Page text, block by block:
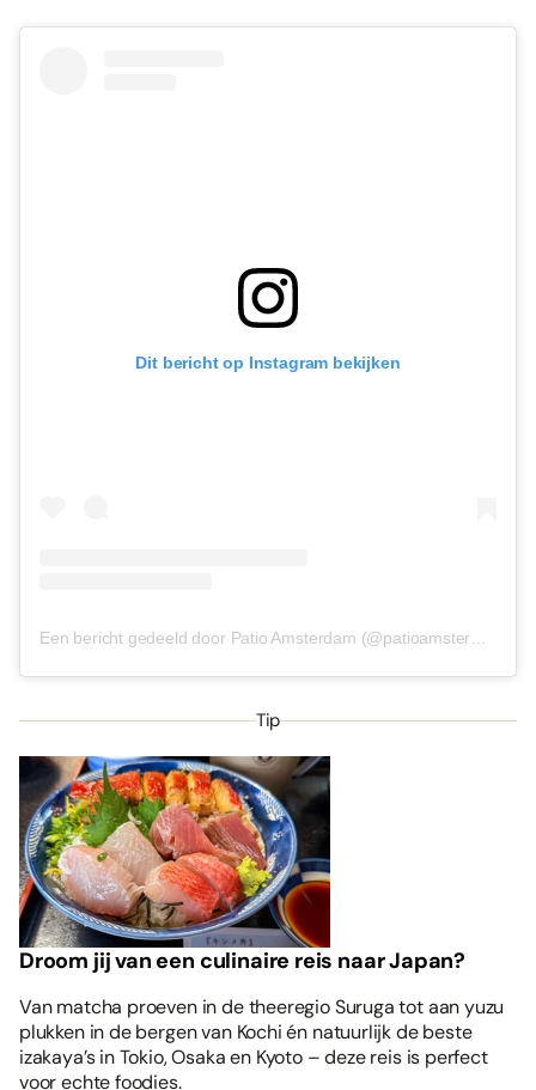
Dit bericht op Instagram bekijken
Tip
Droom jij van een culinaire reis naar Japan?
Van matcha proeven in de theeregio Suruga tot aan yuzu
plukken in de bergen van Kochi én natuurlijk de beste
izakaya’s in Tokio, Osaka en Kyoto – deze reis is perfect
voor echte foodies.